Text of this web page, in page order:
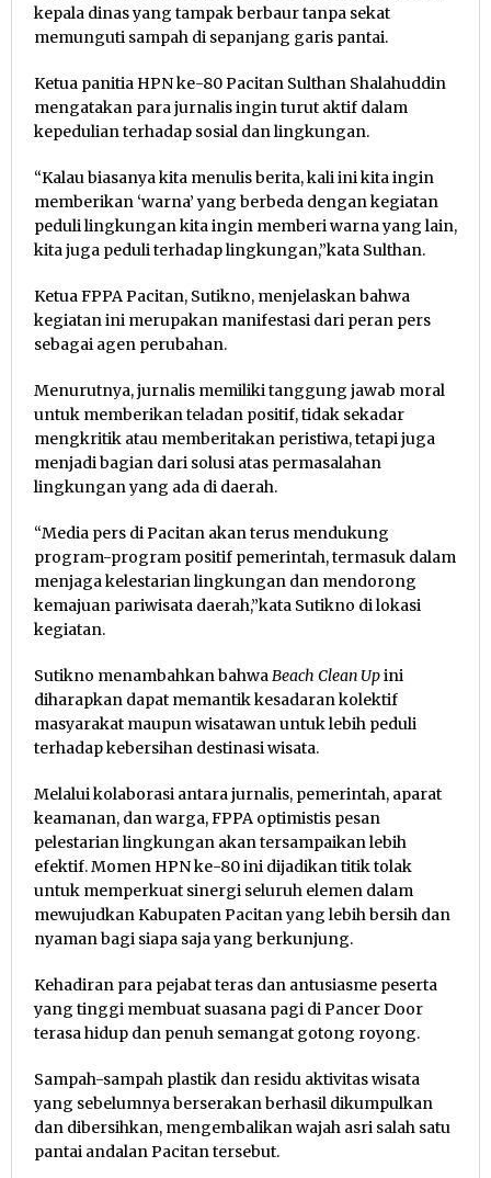
kepala dinas yang tampak berbaur tanpa sekat
memunguti sampah di sepanjang garis pantai.
Ketua panitia HPN ke-80 Pacitan Sulthan Shalahuddin
mengatakan para jurnalis ingin turut aktif dalam
kepedulian terhadap sosial dan lingkungan.
“Kalau biasanya kita menulis berita, kali ini kita ingin
memberikan ‘warna’ yang berbeda dengan kegiatan
peduli lingkungan kita ingin memberi warna yang lain,
kita juga peduli terhadap lingkungan,”kata Sulthan.
Ketua FPPA Pacitan, Sutikno, menjelaskan bahwa
kegiatan ini merupakan manifestasi dari peran pers
sebagai agen perubahan.
Menurutnya, jurnalis memiliki tanggung jawab moral
untuk memberikan teladan positif, tidak sekadar
mengkritik atau memberitakan peristiwa, tetapi juga
menjadi bagian dari solusi atas permasalahan
lingkungan yang ada di daerah.
“Media pers di Pacitan akan terus mendukung
program-program positif pemerintah, termasuk dalam
menjaga kelestarian lingkungan dan mendorong
kemajuan pariwisata daerah,”kata Sutikno di lokasi
kegiatan.
Sutikno menambahkan bahwaBeach Clean Upini
diharapkan dapat memantik kesadaran kolektif
masyarakat maupun wisatawan untuk lebih peduli
terhadap kebersihan destinasi wisata.
Melalui kolaborasi antara jurnalis, pemerintah, aparat
keamanan, dan warga, FPPA optimistis pesan
pelestarian lingkungan akan tersampaikan lebih
efektif. Momen HPN ke-80 ini dijadikan titik tolak
untuk memperkuat sinergi seluruh elemen dalam
mewujudkan Kabupaten Pacitan yang lebih bersih dan
nyaman bagi siapa saja yang berkunjung.
Kehadiran para pejabat teras dan antusiasme peserta
yang tinggi membuat suasana pagi di Pancer Door
terasa hidup dan penuh semangat gotong royong.
Sampah-sampah plastik dan residu aktivitas wisata
yang sebelumnya berserakan berhasil dikumpulkan
dan dibersihkan, mengembalikan wajah asri salah satu
pantai andalan Pacitan tersebut.